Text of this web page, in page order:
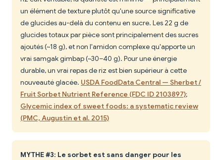
un élément de texture plutôt qu'une source significative
de glucides au-delà du contenu en sucre. Les 22 g de
glucides totaux par pièce sont principalement des sucres
ajoutés (~18 g), et non l'amidon complexe qu'apporte un
vrai samgak gimbap (~30–40 g). Pour une énergie
durable, un vrai repas de riz est bien supérieur à cette
nouveauté glacée. USDA FoodData Central — Sherbet /
Fruit Sorbet Nutrient Reference (FDC ID 2103897);
Glycemic index of sweet foods: a systematic review
(PMC, Augustin et al. 2015)
MYTHE #3: Le sorbet est sans danger pour les